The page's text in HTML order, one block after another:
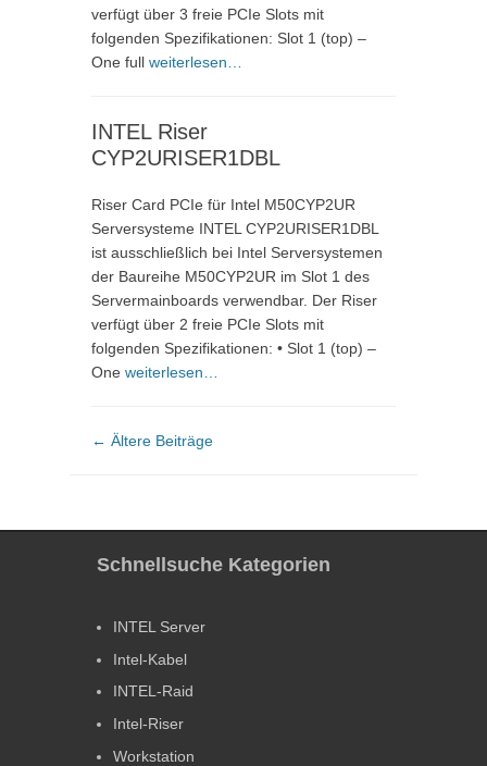
verfügt über 3 freie PCIe Slots mit
folgenden Spezifikationen: Slot 1 (top) –
One full weiterlesen…
INTEL Riser
CYP2URISER1DBL
Riser Card PCIe für Intel M50CYP2UR
Serversysteme INTEL CYP2URISER1DBL
ist ausschließlich bei Intel Serversystemen
der Baureihe M50CYP2UR im Slot 1 des
Servermainboards verwendbar. Der Riser
verfügt über 2 freie PCIe Slots mit
folgenden Spezifikationen: • Slot 1 (top) –
One weiterlesen…
Beitragsnavigation
← Ältere Beiträge
Schnellsuche Kategorien
INTEL Server
Intel-Kabel
INTEL-Raid
Intel-Riser
Workstation